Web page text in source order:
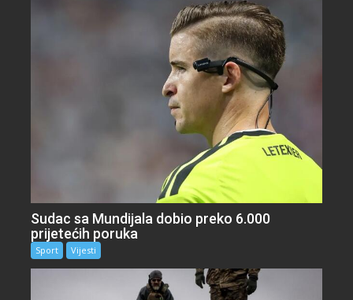
Sudac sa Mundijala dobio preko 6.000
prijetećih poruka
Sport Vijesti